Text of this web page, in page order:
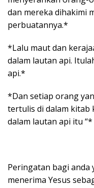
dan mereka dihakimi
perbuatannya.*
*Lalu maut dan
dalam lautan api.
api.*
*Dan setiap orang
tertulis di dalam kitab
dalam lautan api itu “*
Peringatan bagi anda
menerima Yesus